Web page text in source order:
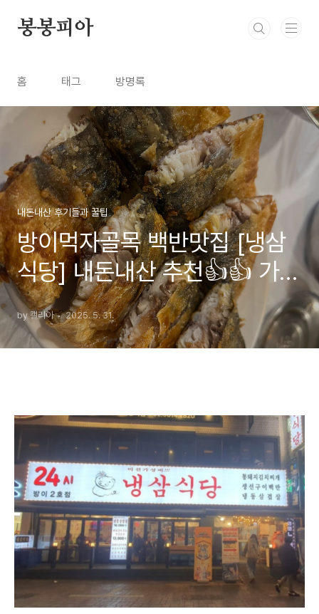
봉봉피아
홈 태그 방명록
내돈내산 후기들과 꿀팁
방이먹자골목 백반맛집 [냉삼
식당] 내돈내산 추천👍👍 가성
비와 맛 둘다 잡았다!!
by 캘리아 2025. 5. 31.